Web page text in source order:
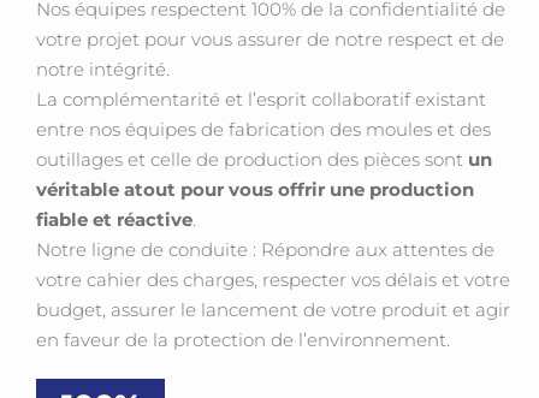
Nos équipes respectent 100% de la confidentialité de
votre projet pour vous assurer de notre respect et de
notre intégrité.
La complémentarité et l’esprit collaboratif existant
entre nos équipes de fabrication des moules et des
outillages et celle de production des pièces sont un
véritable atout pour vous offrir une production
fiable et réactive.
Notre ligne de conduite : Répondre aux attentes de
votre cahier des charges, respecter vos délais et votre
budget, assurer le lancement de votre produit et agir
en faveur de la protection de l’environnement.